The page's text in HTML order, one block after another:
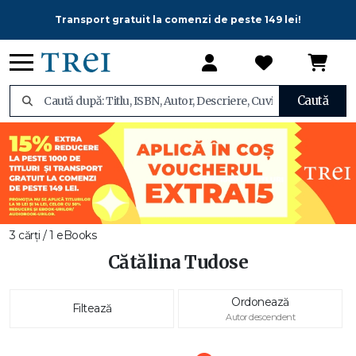
Transport gratuit la comenzi de peste 149 lei!
Caută
3 cărți / 1 eBooks
Cătălina Tudose
Filtează Ordonează
Autor descendent